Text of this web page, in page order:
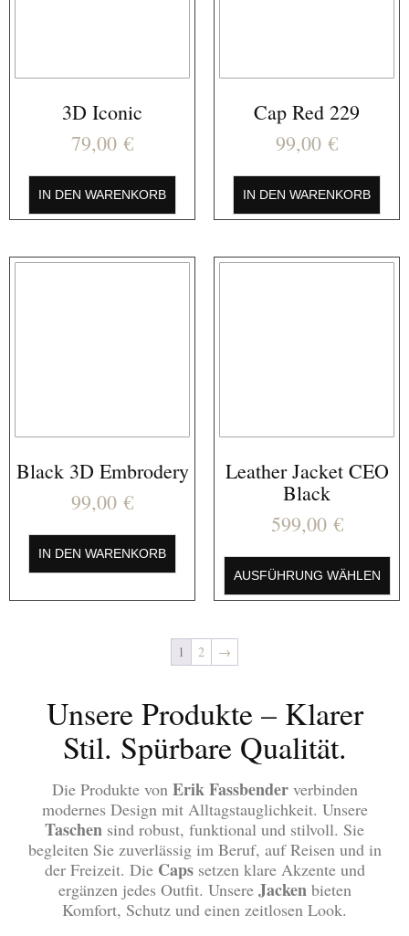
3D Iconic
79,00 €
IN DEN WARENKORB
Cap Red 229
99,00 €
IN DEN WARENKORB
Black 3D Embrodery
99,00 €
IN DEN WARENKORB
Leather Jacket CEO
Black
599,00 €
AUSFÜHRUNG WÄHLEN
1 2 →
Unsere Produkte – Klarer
Stil. Spürbare Qualität.
Die Produkte von Erik Fassbenderverbinden
modernes Design mit Alltagstauglichkeit. Unsere
Taschen sind robust, funktional und stilvoll. Sie
begleiten Sie zuverlässig im Beruf, auf Reisen und in
der Freizeit. Die Capssetzen klare Akzente und
ergänzen jedes Outfit. Unsere Jackenbieten
Komfort, Schutz und einen zeitlosen Look.